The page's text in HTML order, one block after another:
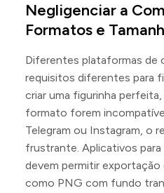
Negligenciar a
Formatos e
Diferentes plataformas de
requisitos diferentes para
criar uma figurinha
formato forem
Telegram ou Instagram, o
frustrante. Aplicativos para
devem permitir
como PNG com fundo